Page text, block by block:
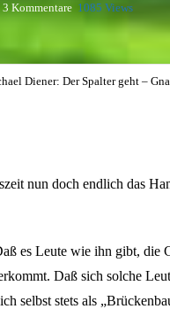
3 Kommentare 1085 Views
Diener: Der Spalter geht –
nun doch endlich das
es Leute wie ihn gibt, die
Daß sich solche
selbst stets als